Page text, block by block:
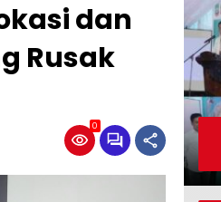
dan
Rusak
0